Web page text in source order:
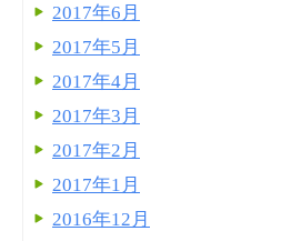
2017年6月
2017年5月
2017年4月
2017年3月
2017年2月
2017年1月
2016年12月